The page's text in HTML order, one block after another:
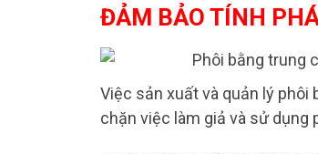
ĐẢM BẢO TÍNH
Việc sản xuất và quản lý
chặn việc làm giả và sử dụng